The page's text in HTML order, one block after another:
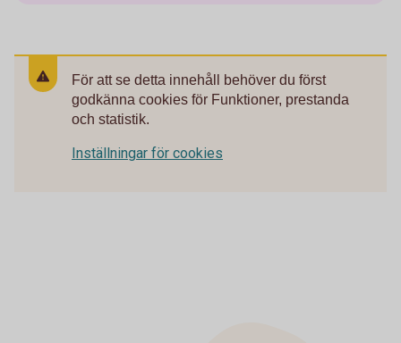
För att se detta innehåll behöver du först
godkänna cookies för Funktioner, prestanda
och statistik.
Inställningar för cookies